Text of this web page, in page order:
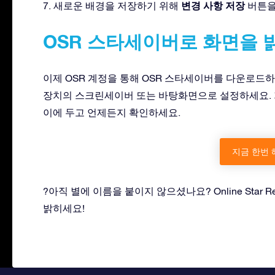
7. 새로운 배경을 저장하기 위해 변경 사항 저장버튼
OSR 스타세이버로 화면을
이제 OSR 계정을 통해 OSR 스타세이버를 다운로드
장치의 스크린세이버 또는 바탕화면으로 설정하세
이에 두고 언제든지 확인하세요.
지금 한번
?아직 별에 이름을 붙이지 않으셨나요? Online Star
밝히세요!